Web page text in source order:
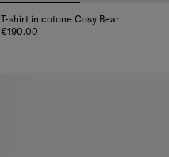
T-shirt in cotone Cosy Bear
€190.00